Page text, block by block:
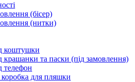
(бісер)
(нитки)
коштушки
крашанки та паски (під замовлення)
телефон
для пляшки